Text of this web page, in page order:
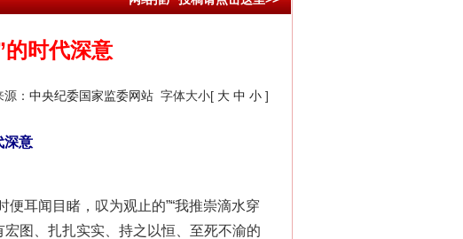
的时代深意
： 中央纪委国家监委网站 字体大小[ 大 中 小 ]
深意
耳闻目睹，叹为观止的”“我推崇滴水穿
图、扎扎实实、持之以恒、至死不渝的
法官巧妙执行解纠纷